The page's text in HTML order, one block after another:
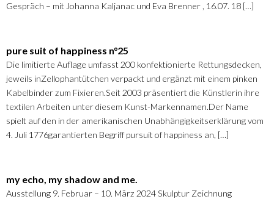
Gespräch – mit Johanna Kaljanac und Eva Brenner , 16.07. 18 […]
pure suit of happiness n°25
Die limitierte Auflage umfasst 200 konfektionierte Rettungsdecken,
jeweils inZellophantütchen verpackt und ergänzt mit einem pinken
Kabelbinder zum Fixieren.Seit 2003 präsentiert die Künstlerin ihre
textilen Arbeiten unter diesem Kunst-Markennamen.Der Name
spielt auf den in der amerikanischen Unabhängigkeitserklärung vom
4. Juli 1776garantierten Begriff pursuit of happiness an, […]
my echo, my shadow and me.
Ausstellung 9. Februar – 10. März 2024 Skulptur Zeichnung